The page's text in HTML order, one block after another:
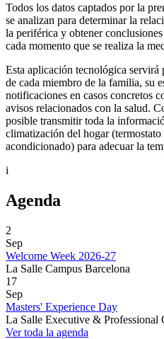
Todos los datos captados por la
se analizan para determinar la
la periférica y obtener
cada momento que se realiza la
Esta aplicación tecnológica servirá
de cada miembro de la familia, su
notificaciones en casos concretos
avisos relacionados con la salud.
posible transmitir toda la
climatización del hogar
acondicionado) para adecuar la
i
Agenda
2
Sep
Welcome Week 2026-27
La Salle Campus Barcelona
17
Sep
Masters' Experience Day
La Salle Executive & Professional
Ver toda la agenda